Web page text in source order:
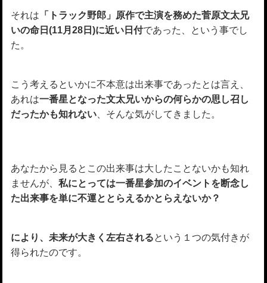
それは 「トラック野郎」原作で主演を務めた菅原文太兄
いの命日(11月28日)に近い日付であった、という事でし
た。
こう考えるといかに不本意は出来事であったとは言え、
あれは一番星となった文太兄いからの何らかの思し召し
だったかも知れない、そんな気がしてきました。
あなたから見るとこの出来事は大したことないかも知れ
ませんが、 私にとっては一番星参加のイベントを断念し
た出来事を単に不運ととらえるかとらえないか？
により、未来が大きく左右されるという１つの気付きが
得られたのです。